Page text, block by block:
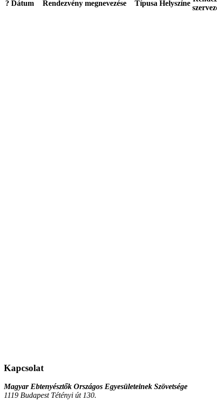
? Dátum Rendezvény megnevezése Típusa Helyszíne
Kapcsolat
Magyar Ebtenyésztők Országos Egyesületeinek Szövetsége
1119 Budapest Tétényi út 130.